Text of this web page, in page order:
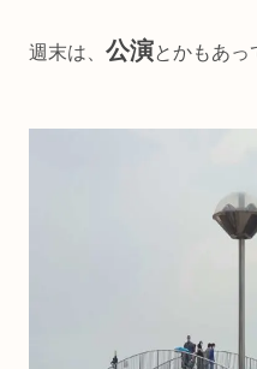
週末は、 公演とかもあっ